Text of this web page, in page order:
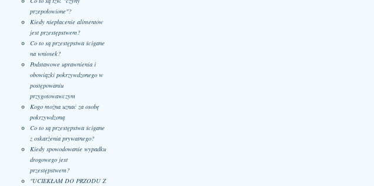
przepołowione"?
Kiedy niepłacenie alimentów
jest przestępstwem?
Co to są przestępstwa ścigane
na wniosek?
Podstawowe uprawnienia i
obowiązki pokrzywdzonego w
postępowaniu
przygotowawczym
Kogo można uznać za osobę
pokrzywdzoną
Co to są przestępstwa ścigane
z oskarżenia prywatnego?
Kiedy spowodowanie wypadku
drogowego jest
przestępstwem?
"UCIEKŁAM DO PRZODU Z